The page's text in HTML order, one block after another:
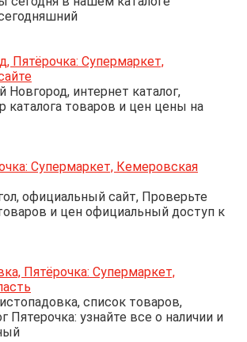
Пятёрочка: Супермаркет,
Новгород, интернет каталог,
каталога товаров и цен цены на
Супермаркет, Кемеровская
официальный сайт, Проверьте
и цен официальный доступ к
Пятёрочка: Супермаркет,
список товаров,
Пятерочка: узнайте все о наличии и